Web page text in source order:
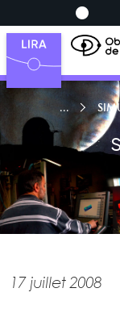
17 juillet 2008